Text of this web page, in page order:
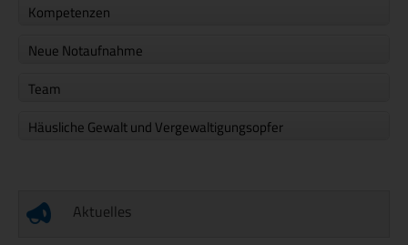
Kompetenzen
Neue Notaufnahme
Team
Häusliche Gewalt und Vergewaltigungsopfer
Aktuelles